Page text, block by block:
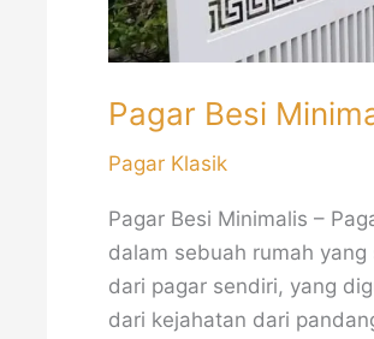
Pagar Besi
Pagar Klasik
Pagar Besi Minimalis –
dalam sebuah rumah
dari pagar sendiri, yang
dari kejahatan dari